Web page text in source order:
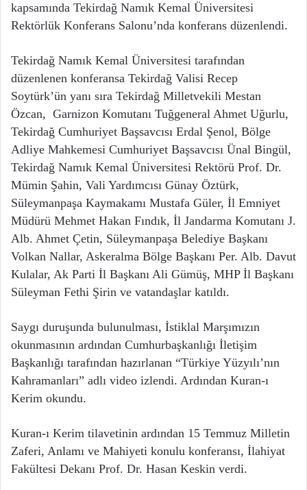
kapsamında Tekirdağ Namık Kemal Üniversitesi
Rektörlük Konferans Salonu’nda konferans düzenlendi.
Tekirdağ Namık Kemal Üniversitesi tarafından
düzenlenen konferansa Tekirdağ Valisi Recep
Soytürk’ün yanı sıra Tekirdağ Milletvekili Mestan
Özcan, Garnizon Komutanı Tuğgeneral Ahmet Uğurlu,
Tekirdağ Cumhuriyet Başsavcısı Erdal Şenol, Bölge
Adliye Mahkemesi Cumhuriyet Başsavcısı Ünal Bingül,
Tekirdağ Namık Kemal Üniversitesi Rektörü Prof. Dr.
Mümin Şahin, Vali Yardımcısı Günay Öztürk,
Süleymanpaşa Kaymakamı Mustafa Güler, İl Emniyet
Müdürü Mehmet Hakan Fındık, İl Jandarma Komutanı J.
Alb. Ahmet Çetin, Süleymanpaşa Belediye Başkanı
Volkan Nallar, Askeralma Bölge Başkanı Per. Alb. Davut
Kulalar, Ak Parti İl Başkanı Ali Gümüş, MHP İl Başkanı
Süleyman Fethi Şirin ve vatandaşlar katıldı.
Saygı duruşunda bulunulması, İstiklal Marşımızın
okunmasının ardından Cumhurbaşkanlığı İletişim
Başkanlığı tarafından hazırlanan “Türkiye Yüzyılı’nın
Kahramanları” adlı video izlendi. Ardından Kuran-ı
Kerim okundu.
Kuran-ı Kerim tilavetinin ardından 15 Temmuz Milletin
Zaferi, Anlamı ve Mahiyeti konulu konferansı, İlahiyat
Fakültesi Dekanı Prof. Dr. Hasan Keskin verdi.